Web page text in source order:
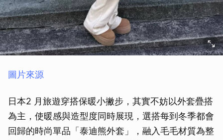
圖片來源
日本2 月旅遊穿搭保暖小撇步，其實不妨以外套疊搭
為主，使暖感與造型度同時展現，選搭每到冬季都會
回歸的時尚單品「泰迪熊外套」，融入毛毛材質為整